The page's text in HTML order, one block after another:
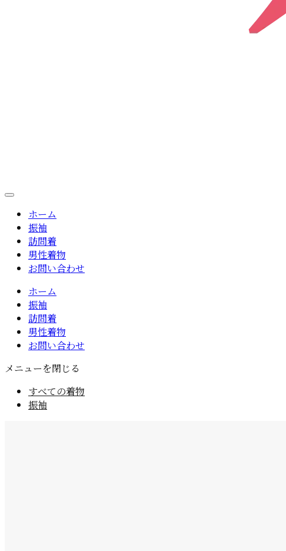
ホーム
振袖
訪問着
男性着物
お問い合わせ
ホーム
振袖
訪問着
男性着物
お問い合わせ
メニューを閉じる
すべての着物
振袖